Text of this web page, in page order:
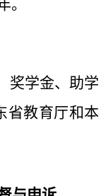
。
奖学金、助学
省教育厅和本